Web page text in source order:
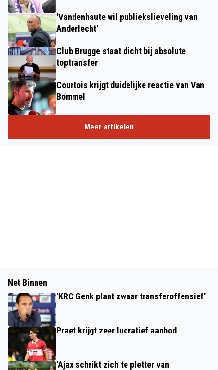
'Vandenhaute wil publiekslieveling van
Anderlecht'
Club Brugge staat dicht bij absolute
toptransfer
Courtois krijgt duidelijke reactie van Van
Bommel
Meer artikelen
Net Binnen
'KRC Genk plant zwaar transferoffensief'
Praet krijgt zeer lucratief aanbod
'Ajax schrikt zich te pletter van